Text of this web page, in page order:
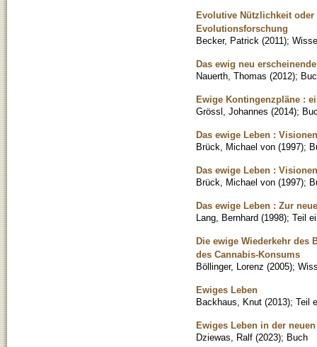
Evolutive Nützlichkeit oder
Evolutionsforschung
Becker, Patrick (2011);
Das ewig neu
Nauerth, Thomas (2012);
Ewige Kontingenzpläne :
Grössl, Johannes (2014);
Das ewige Leben :
Brück, Michael von (1997);
Das ewige Leben :
Brück, Michael von (1997);
Das ewige Leben : Zur
Lang, Bernhard (1998); Teil
Die ewige Wiederkehr des
des Cannabis-Konsums
Böllinger, Lorenz (2005);
Ewiges Leben
Backhaus, Knut (2013); Teil
Ewiges Leben in der
Dziewas, Ralf (2023); Buch